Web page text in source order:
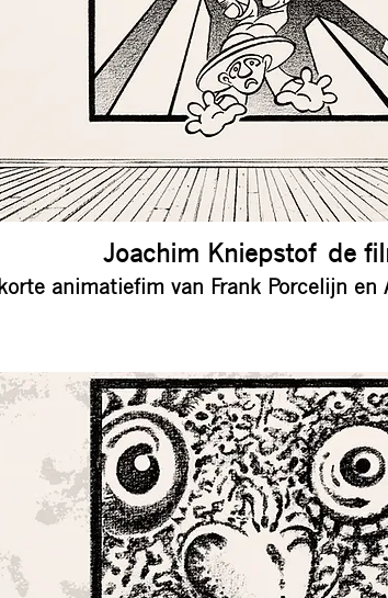
Joachim Kniepstof de
animatiefim van Frank Porcelijn en